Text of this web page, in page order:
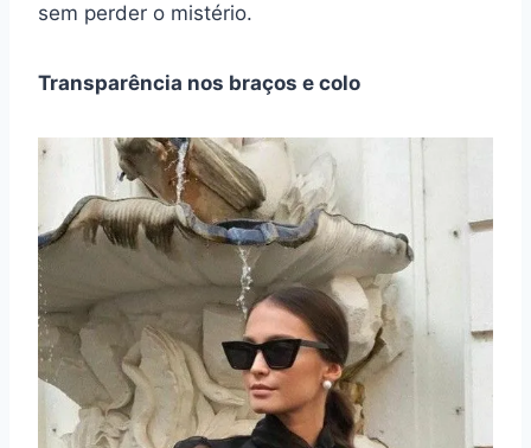
sem perder o mistério.
Transparência nos braços e colo